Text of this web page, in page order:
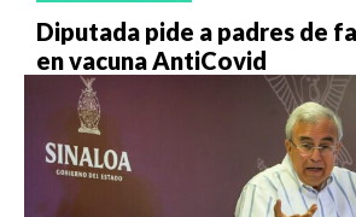
Diputada pide a padres de
en vacuna AntiCovid